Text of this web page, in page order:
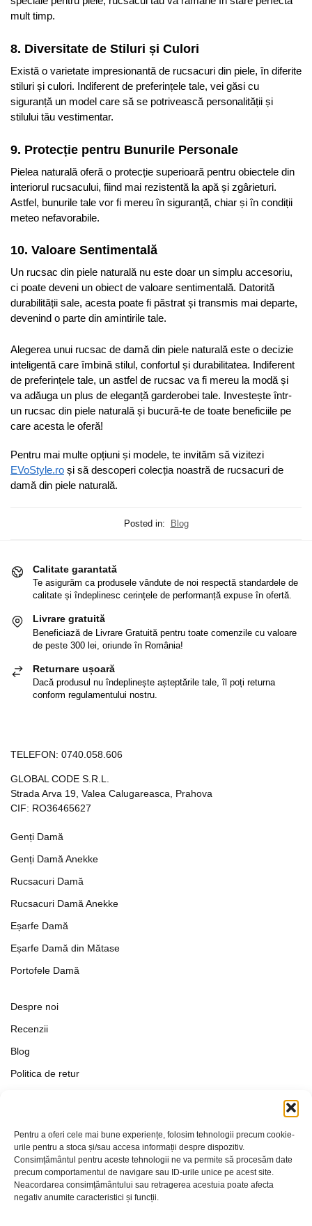
Pentru a oferi cele mai bune experiențe, folosim tehnologii precum cookie-
urile pentru a stoca și/sau accesa informații despre dispozitiv.
Consimțământul pentru aceste tehnologii ne va permite să procesăm date
precum comportamentul de navigare sau ID-urile unice pe acest site.
Neacordarea consimțământului sau retragerea acestuia poate afecta
negativ anumite caracteristici și funcții.
mult timp.
8. Diversitate de Stiluri și Culori
Există o varietate impresionantă de rucsacuri din piele, în diferite
stiluri și culori. Indiferent de preferințele tale, vei găsi cu
siguranță un model care să se potrivească personalității și
stilului tău vestimentar.
9. Protecție pentru Bunurile Personale
Pielea naturală oferă o protecție superioară pentru obiectele din
interiorul rucsacului, fiind mai rezistentă la apă și zgârieturi.
Astfel, bunurile tale vor fi mereu în siguranță, chiar și în condiții
meteo nefavorabile.
10. Valoare Sentimentală
Un rucsac din piele naturală nu este doar un simplu accesoriu,
ci poate deveni un obiect de valoare sentimentală. Datorită
durabilității sale, acesta poate fi păstrat și transmis mai departe,
devenind o parte din amintirile tale.
Alegerea unui rucsac de damă din piele naturală este o decizie
inteligentă care îmbină stilul, confortul și durabilitatea. Indiferent
de preferințele tale, un astfel de rucsac va fi mereu la modă și
va adăuga un plus de eleganță garderobei tale. Investește într-
un rucsac din piele naturală și bucură-te de toate beneficiile pe
care acesta le oferă!
Pentru mai multe opțiuni și modele, te invităm să vizitezi
EVoStyle.ro și să descoperi colecția noastră de rucsacuri de
damă din piele naturală.
Posted in: Blog
Calitate garantată
Te asigurăm ca produsele vândute de noi respectă standardele de
calitate și îndeplinesc cerințele de performanță expuse în ofertă.
Livrare gratuită
Beneficiază de Livrare Gratuită pentru toate comenzile cu valoare
de peste 300 lei, oriunde în România!
Returnare ușoară
Dacă produsul nu îndeplinește așteptările tale, îl poți returna
conform regulamentului nostru.
TELEFON: 0740.058.606
GLOBAL CODE S.R.L.
Strada Arva 19, Valea Calugareasca, Prahova
CIF: RO36465627
Genți Damă
Genți Damă Anekke
Rucsacuri Damă
Rucsacuri Damă Anekke
Eșarfe Damă
Eșarfe Damă din Mătase
Portofele Damă
Despre noi
Recenzii
Blog
Politica de retur
Politica de Confidențialitate
Politica de cookies
Setări Cookie-uri
Contact